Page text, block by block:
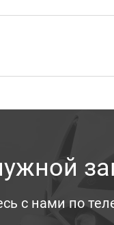
с нами по